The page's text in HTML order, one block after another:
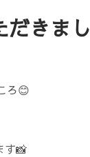
だきまし
ろ😊
す📸